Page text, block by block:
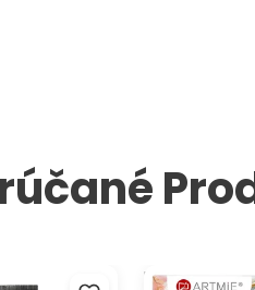
Maliarske